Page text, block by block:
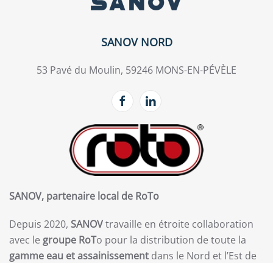
SANOV NORD
53 Pavé du Moulin, 59246 MONS-EN-PÉVÈLE
SANOV, partenaire local de RoTo
Depuis 2020, SANOVtravaille en étroite collaboration
avec le groupe RoTo pour la distribution de toute la
gamme eau et assainissement dans le Nord et l’Est de